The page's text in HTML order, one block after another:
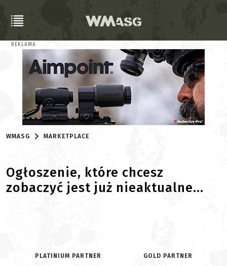
REKLAMA
WMASG MARKETPLACE
Ogłoszenie, które chcesz
zobaczyć jest już nieaktualne...
PLATINIUM PARTNER GOLD PARTNER